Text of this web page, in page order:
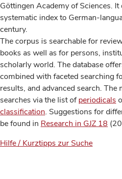
Göttingen Academy of Sciences.
systematic index to German-
century.
The corpus is searchable for
books as well as for persons,
scholarly world. The database
combined with faceted searching
results, and advanced search.
searches via the list ofperiodicals
classification. Suggestions for
be found in Research in GJZ 18
Hilfe / Kurztipps zur Suche